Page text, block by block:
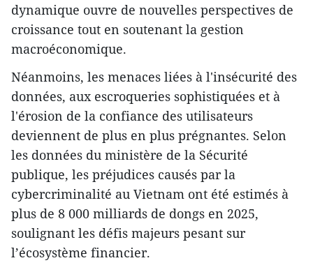
dynamique ouvre de nouvelles perspectives de
croissance tout en soutenant la gestion
macroéconomique.
Néanmoins, les menaces liées à l'insécurité des
données, aux escroqueries sophistiquées et à
l'érosion de la confiance des utilisateurs
deviennent de plus en plus prégnantes. Selon
les données du ministère de la Sécurité
publique, les préjudices causés par la
cybercriminalité au Vietnam ont été estimés à
plus de 8 000 milliards de dongs en 2025,
soulignant les défis majeurs pesant sur
l’écosystème financier.